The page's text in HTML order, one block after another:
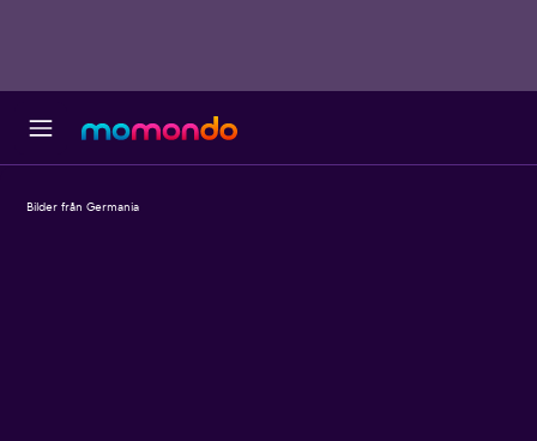
Bilder från Germania